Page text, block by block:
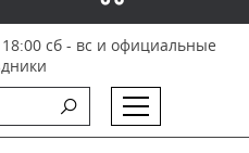
сб - вс и официальные